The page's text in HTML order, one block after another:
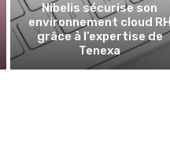
Nibelis sécurise son
environnement cloud RH
grâce à l’expertise de
Tenexa